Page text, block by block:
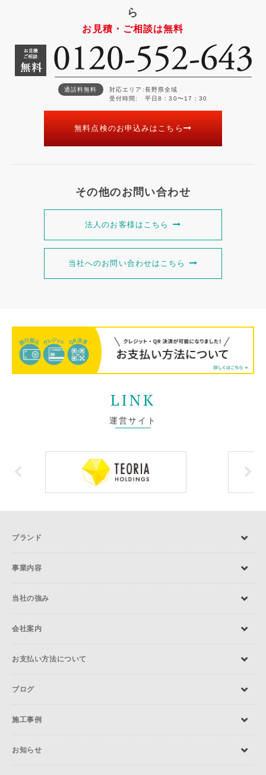
ら
お見積・ご相談は無料
通話料無料 対応エリア
長野県全域
受付時間
平日8：30〜17：30
無料点検のお申込みはこちら
その他のお問い合わせ
法人のお客様はこちら
当社へのお問い合わせはこちら
LINK
運営サイト
ブランド
事業内容
当社の強み
会社案内
お支払い方法について
ブログ
施工事例
お知らせ